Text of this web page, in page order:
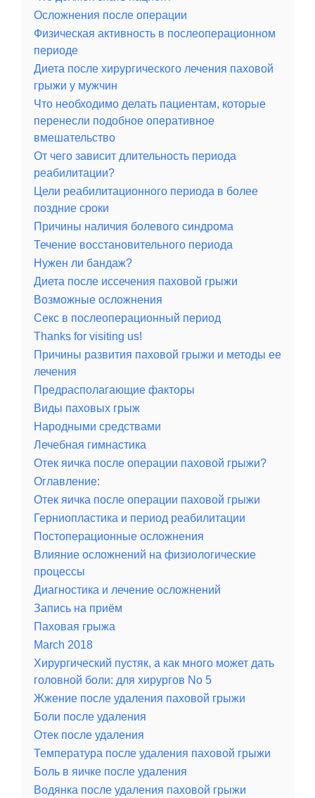
Осложнения после операции
Физическая активность в послеоперационном
периоде
Диета после хирургического лечения паховой
грыжи у мужчин
Что необходимо делать пациентам, которые
перенесли подобное оперативное
вмешательство
От чего зависит длительность периода
реабилитации?
Цели реабилитационного периода в более
поздние сроки
Причины наличия болевого синдрома
Течение восстановительного периода
Нужен ли бандаж?
Диета после иссечения паховой грыжи
Возможные осложнения
Секс в послеоперационный период
Thanks for visiting us!
Причины развития паховой грыжи и методы ее
лечения
Предрасполагающие факторы
Виды паховых грыж
Народными средствами
Лечебная гимнастика
Отек яичка после операции паховой грыжи?
Оглавление:
Отек яичка после операции паховой грыжи
Герниопластика и период реабилитации
Постоперационные осложнения
Влияние осложнений на физиологические
процессы
Диагностика и лечение осложнений
Запись на приём
Паховая грыжа
March 2018
Хирургический пустяк, а как много может дать
головной боли: для хирургов No 5
Жжение после удаления паховой грыжи
Боли после удаления
Отек после удаления
Температура после удаления паховой грыжи
Боль в яичке после удаления
Водянка после удаления паховой грыжи